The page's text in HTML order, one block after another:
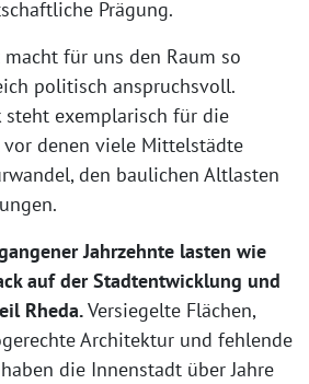
Prägung.
für uns den Raum so
politisch anspruchsvoll.
steht exemplarisch für die
vor denen viele Mittelstädte
den baulichen Altlasten
Jahrzehnte lasten wie
auf der Stadtentwicklung und
Rheda.Versiegelte Flächen,
Architektur und fehlende
die Innenstadt über Jahre